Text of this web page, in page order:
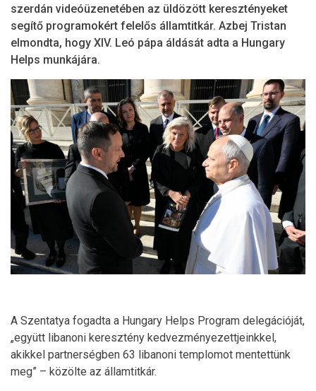
szerdán videóüzenetében az üldözött keresztényeket
segítő programokért felelős államtitkár. Azbej Tristan
elmondta, hogy XIV. Leó pápa áldását adta a Hungary
Helps munkájára.
A Szentatya fogadta a Hungary Helps Program delegációját,
„együtt libanoni keresztény kedvezményezettjeinkkel,
akikkel partnerségben 63 libanoni templomot mentettünk
meg” – közölte az államtitkár.